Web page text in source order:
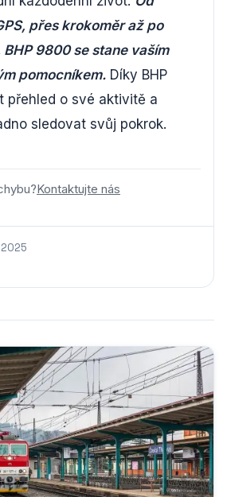
přes krokoměr až po
9800 se stane vaším
pomocníkem. Díky BHP
přehled o své aktivitě a
sledovat svůj pokrok.
Kontaktujte nás